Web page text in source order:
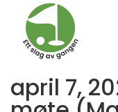
april 7,